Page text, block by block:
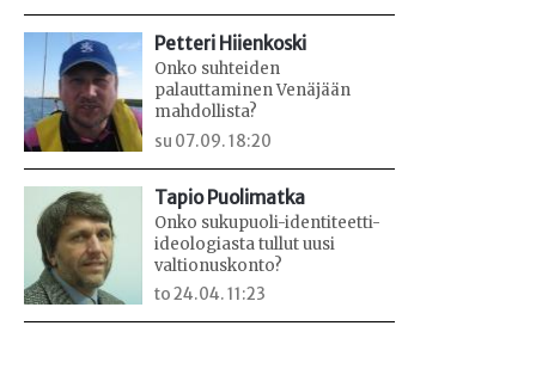
Petteri Hiienkoski
Onko suhteiden
palauttaminen Venäjään
mahdollista?
su 07.09. 18:20
Tapio Puolimatka
Onko sukupuoli-identiteetti-
ideologiasta tullut uusi
valtionuskonto?
to 24.04. 11:23